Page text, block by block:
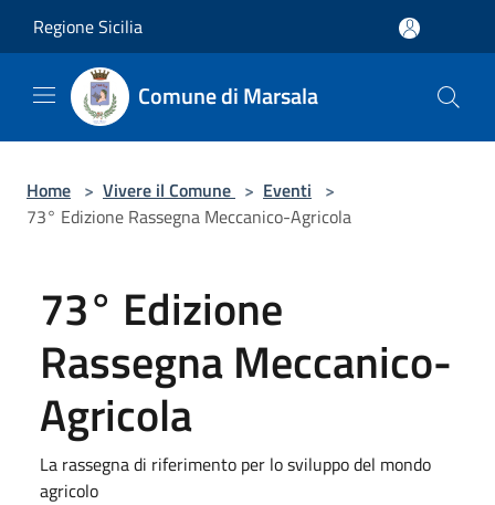
Regione Sicilia
Comune di Marsala
Home > Vivere il Comune > Eventi >
73° Edizione Rassegna Meccanico-Agricola
73° Edizione
Rassegna Meccanico-
Agricola
La rassegna di riferimento per lo sviluppo del mondo
agricolo